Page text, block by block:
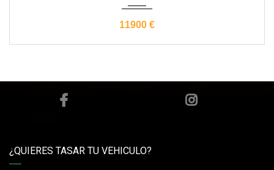
11900 €
¿QUIERES TASAR TU VEHICULO?